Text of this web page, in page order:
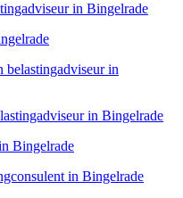
in Bingelrade
belastingadviseur in
in Bingelrade
Bingelrade
in Bingelrade